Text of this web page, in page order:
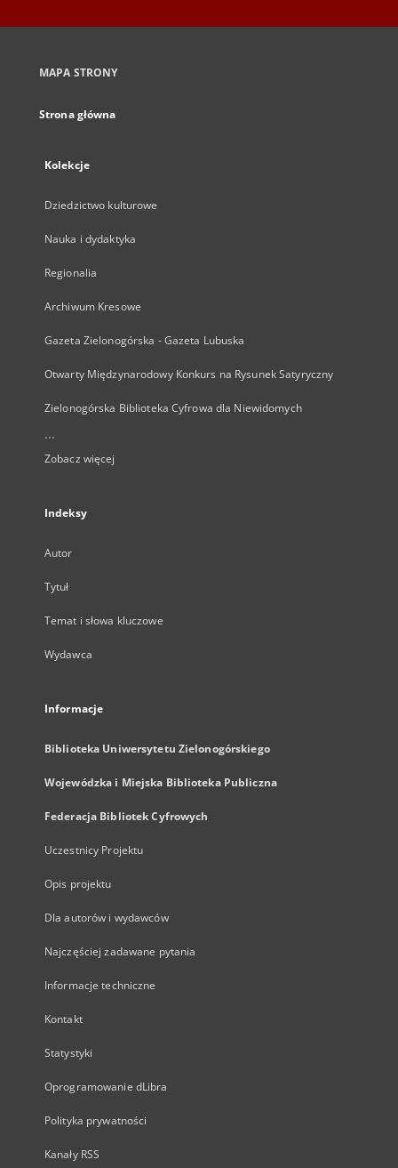
MAPA STRONY
Strona główna
Kolekcje
Dziedzictwo kulturowe
Nauka i dydaktyka
Regionalia
Archiwum Kresowe
Gazeta Zielonogórska - Gazeta Lubuska
Otwarty Międzynarodowy Konkurs na Rysunek Satyryczny
Zielonogórska Biblioteka Cyfrowa dla Niewidomych
...
Zobacz więcej
Indeksy
Autor
Tytuł
Temat i słowa kluczowe
Wydawca
Informacje
Biblioteka Uniwersytetu Zielonogórskiego
Wojewódzka i Miejska Biblioteka Publiczna
Federacja Bibliotek Cyfrowych
Uczestnicy Projektu
Opis projektu
Dla autorów i wydawców
Najczęściej zadawane pytania
Informacje techniczne
Kontakt
Statystyki
Oprogramowanie dLibra
Polityka prywatności
Kanały RSS